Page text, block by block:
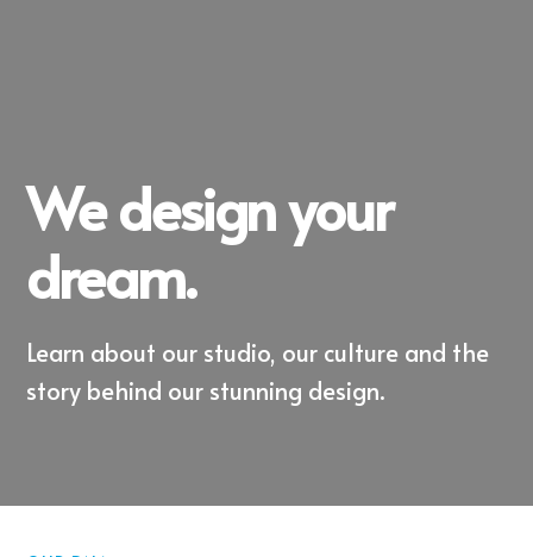
We design your
dream.
Learn about our studio, our culture and the
story behind our stunning design.